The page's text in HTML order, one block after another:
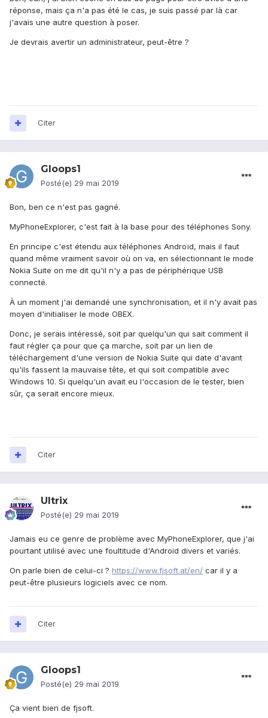
réponse, mais ça n'a pas été le cas, je suis passé par là car
j'avais une autre question à poser.
Je devrais avertir un administrateur, peut-être ?
Citer
Gloops1
Posté(e) 29 mai 2019
Bon, ben ce n'est pas gagné.
MyPhoneExplorer, c'est fait à la base pour des téléphones Sony.
En principe c'est étendu aux téléphones Androïd, mais il faut
quand même vraiment savoir où on va, en sélectionnant le mode
Nokia Suite on me dit qu'il n'y a pas de périphérique USB
connecté.
À un moment j'ai demandé une synchronisation, et il n'y avait pas
moyen d'initialiser le mode OBEX.
Donc, je serais intéressé, soit par quelqu'un qui sait comment il
faut régler ça pour que ça marche, soit par un lien de
téléchargement d'une version de Nokia Suite qui date d'avant
qu'ils fassent la mauvaise tête, et qui soit compatible avec
Windows 10. Si quelqu'un avait eu l'occasion de le tester, bien
sûr, ça serait encore mieux.
Citer
Ultrix
Posté(e) 29 mai 2019
Jamais eu ce genre de problème avec MyPhoneExplorer, que j'ai
pourtant utilisé avec une foultitude d'Android divers et variés.
On parle bien de celui-ci ? https://www.fjsoft.at/en/ car il y a
peut-être plusieurs logiciels avec ce nom.
Citer
Gloops1
Posté(e) 29 mai 2019
Ça vient bien de fjsoft.